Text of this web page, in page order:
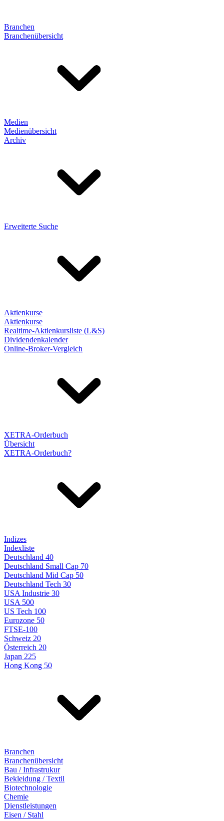
Branchen
Branchenübersicht
Medien
Medienübersicht
Archiv
Erweiterte Suche
Aktienkurse
Aktienkurse
Realtime-Aktienkursliste (L&S)
Dividendenkalender
Online-Broker-Vergleich
XETRA-Orderbuch
Übersicht
XETRA-Orderbuch?
Indizes
Indexliste
Deutschland 40
Deutschland Small Cap 70
Deutschland Mid Cap 50
Deutschland Tech 30
USA Industrie 30
USA 500
US Tech 100
Eurozone 50
FTSE-100
Schweiz 20
Österreich 20
Japan 225
Hong Kong 50
Branchen
Branchenübersicht
Bau / Infrastrukur
Bekleidung / Textil
Biotechnologie
Chemie
Dienstleistungen
Eisen / Stahl